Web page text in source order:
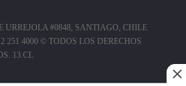
URREJOLA #0848, SANTIAGO, CHILE
251 4000 © TODOS LOS DERECHOS
13.CL